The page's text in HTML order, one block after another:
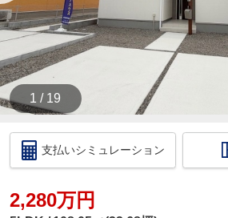
◇住宅ローンのご相談いつでも無
◇
・いくら位の住宅を購入する方が
・今買うのがいいの？それとも、
ら？
・いくらぐらいまで借りられるの
くらになるの？
・車のローンがあっても住宅ロー
・自営業だけど大丈夫？
このような住宅購入に関する資金
税金の控除、給付金のお話なども
1 / 19
支払いシミュレーション
2,280万円